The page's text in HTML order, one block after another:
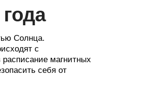
Солнца.
с
магнитных
себя от